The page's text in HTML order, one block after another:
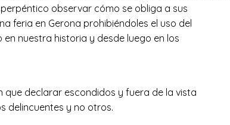
observar cómo se obliga a sus
feria en Gerona prohibiéndoles el uso del
nuestra historia y desde luego en los
que declarar escondidos y fuera de la vista
delincuentes y no otros.